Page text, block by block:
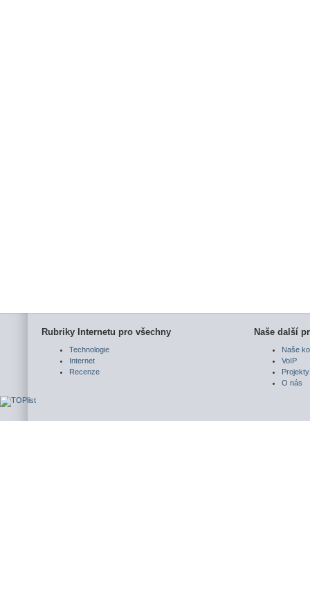
Rubriky Internetu pro všechny
Technologie
Internet
Recenze
Naše další
Naše
VoIP
Projekty
O nás